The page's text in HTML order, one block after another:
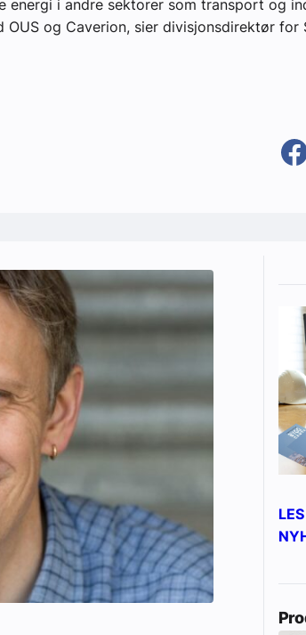
energi i andre sektorer som transport og
OUS og Caverion, sier divisjonsdirektør for